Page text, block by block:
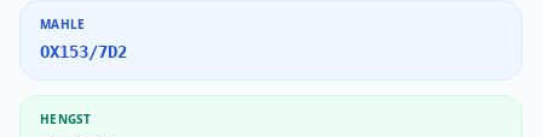
MAHLE
OX153/7D2
HENGST